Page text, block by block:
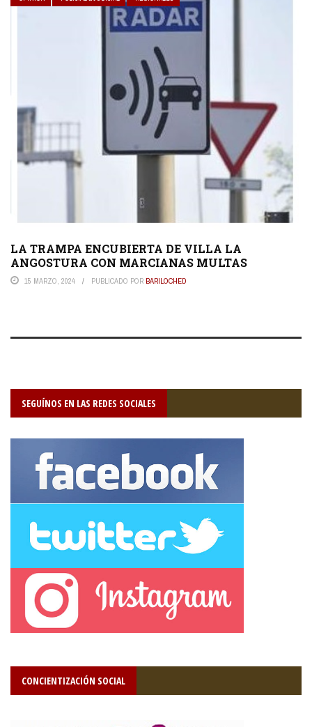
LA TRAMPA ENCUBIERTA DE VILLA LA
ANGOSTURA CON MARCIANAS MULTAS
15 MARZO, 2024 PUBLICADO POR BARILOCHED
SEGUÍNOS EN LAS REDES SOCIALES
CONCIENTIZACIÓN SOCIAL